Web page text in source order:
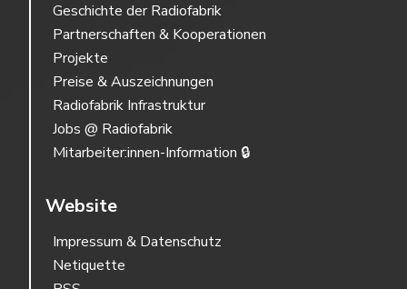
Geschichte der Radiofabrik
Partnerschaften & Kooperationen
Projekte
Preise & Auszeichnungen
Radiofabrik Infrastruktur
Jobs @ Radiofabrik
Mitarbeiter:innen-Information 🔒
Website
Impressum & Datenschutz
Netiquette